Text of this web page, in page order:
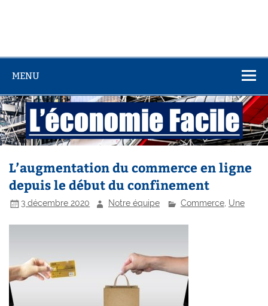
MENU
L’augmentation du commerce en ligne
depuis le début du confinement
3 décembre 2020 Notre équipe Commerce, Une